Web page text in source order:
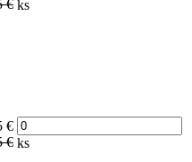
€ ks
€
€ ks